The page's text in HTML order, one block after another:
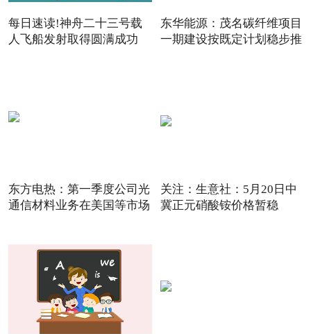
每日速读!神舟二十三号载
人飞船发射取得圆满成功
东华能源：茂名碳纤维项目
一期建设按既定计划稳步推
东方电热：第一季度公司光
通信材料业务在美国等市场
关注：生意社：5月20日中
冀正元硝酸铵价格暂稳